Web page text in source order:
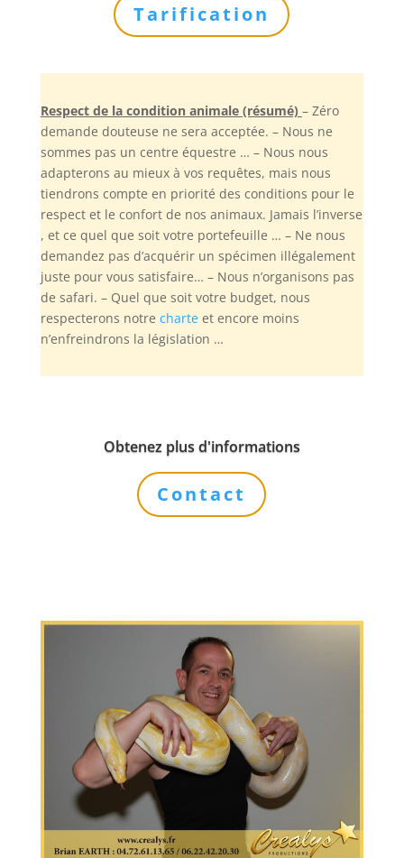
Tarification
Respect de la condition animale (résumé) – Zéro
demande douteuse ne sera acceptée. – Nous ne
sommes pas un centre équestre … – Nous nous
adapterons au mieux à vos requêtes, mais nous
tiendrons compte en priorité des conditions pour le
respect et le confort de nos animaux. Jamais l’inverse
, et ce quel que soit votre portefeuille … – Ne nous
demandez pas d’acquérir un spécimen illégalement
juste pour vous satisfaire… – Nous n’organisons pas
de safari. – Quel que soit votre budget, nous
respecterons notre charteet encore moins
n’enfreindrons la législation …
Obtenez plus d'informations
Contact